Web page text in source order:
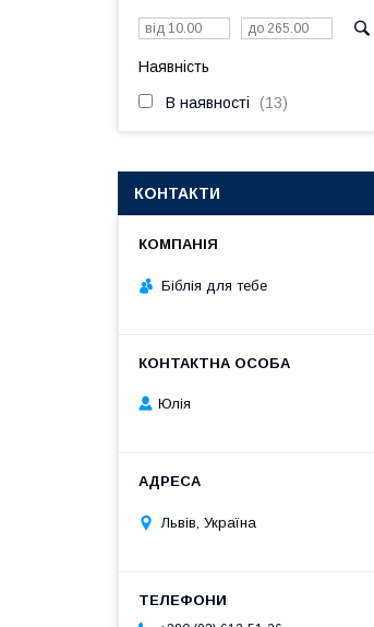
Наявність
В наявності 13
КОНТАКТИ
Біблія для тебе
Юлія
Львів, Україна